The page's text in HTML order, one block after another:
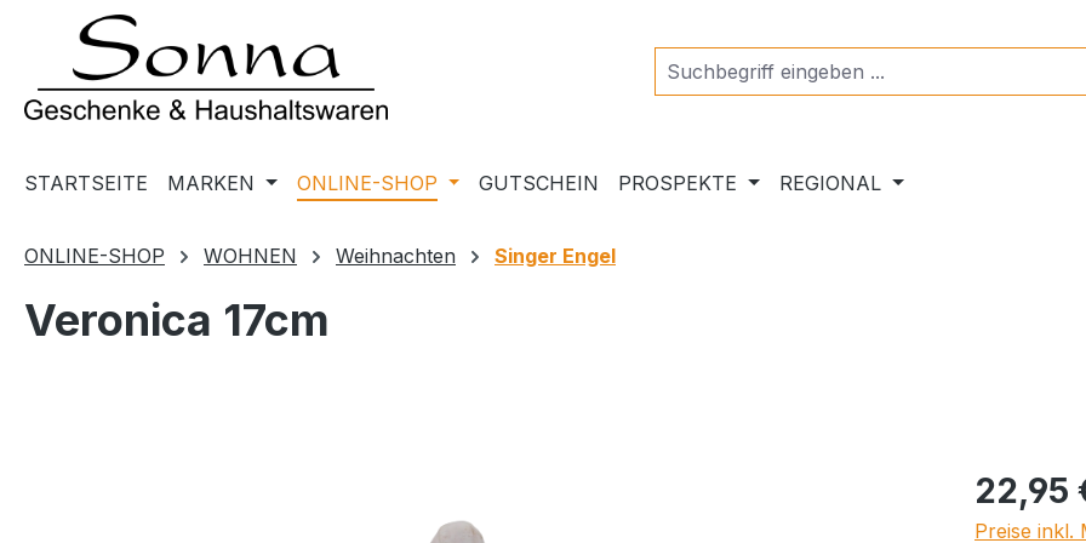
Hauptinhalt springen
Zur Suche springen
Zur Hauptnavigation springen
STARTSEITE MARKEN ONLINE-SHOP GUTSCHEIN PROSPEKTE REGIONAL
ONLINE-SHOP WOHNEN Weihnachten Singer Engel
Veronica 17cm
Regulärer
22,95
Preise inkl.